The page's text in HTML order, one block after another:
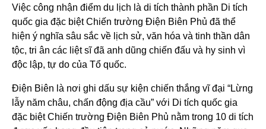
Việc công nhận điểm du lịch là di tích thành phần Di tích
quốc gia đặc biệt Chiến trường Điện Biên Phủ đã thể
hiện ý nghĩa sâu sắc về lịch sử, văn hóa và tinh thần dân
tộc, tri ân các liệt sĩ đã anh dũng chiến đấu và hy sinh vì
độc lập, tự do của Tổ quốc.
Ðiện Biên là nơi ghi dấu sự kiện chiến thắng vĩ đại “Lừng
lẫy năm châu, chấn động địa cầu” với Di tích quốc gia
đặc biệt Chiến trường Điện Biên Phủ nằm trong 10 di tích